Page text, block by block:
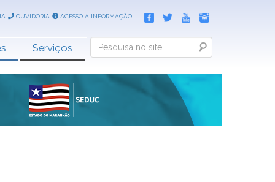
OUVIDORIA ACESSO A INFORMAÇÃO
Serviços Search